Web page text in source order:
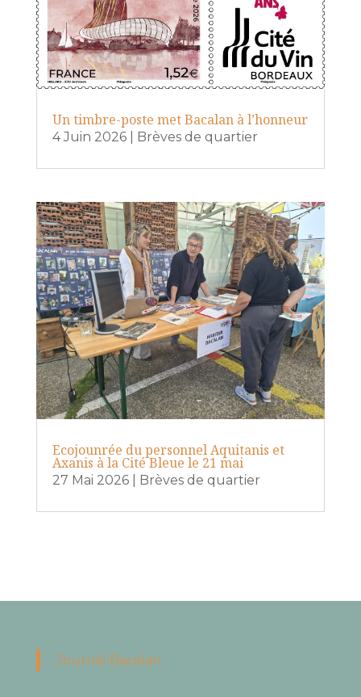
Un timbre-poste met Bacalan à l’honneur
4 Juin 2026| Brèves de quartier
Ecojounrée du personnel Aquitanis et
Axanis à la Cité Bleue le 21 mai
27 Mai 2026| Brèves de quartier
Journal Bacalan